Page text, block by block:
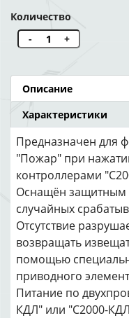
Количество
-
+
Описание
Характеристики
Предназначен для
"Пожар" при
контроллерами
Оснащён защитным
случайных
Отсутствие
возвращать
помощью
приводного
Питание по
КДЛ" или "С2000-